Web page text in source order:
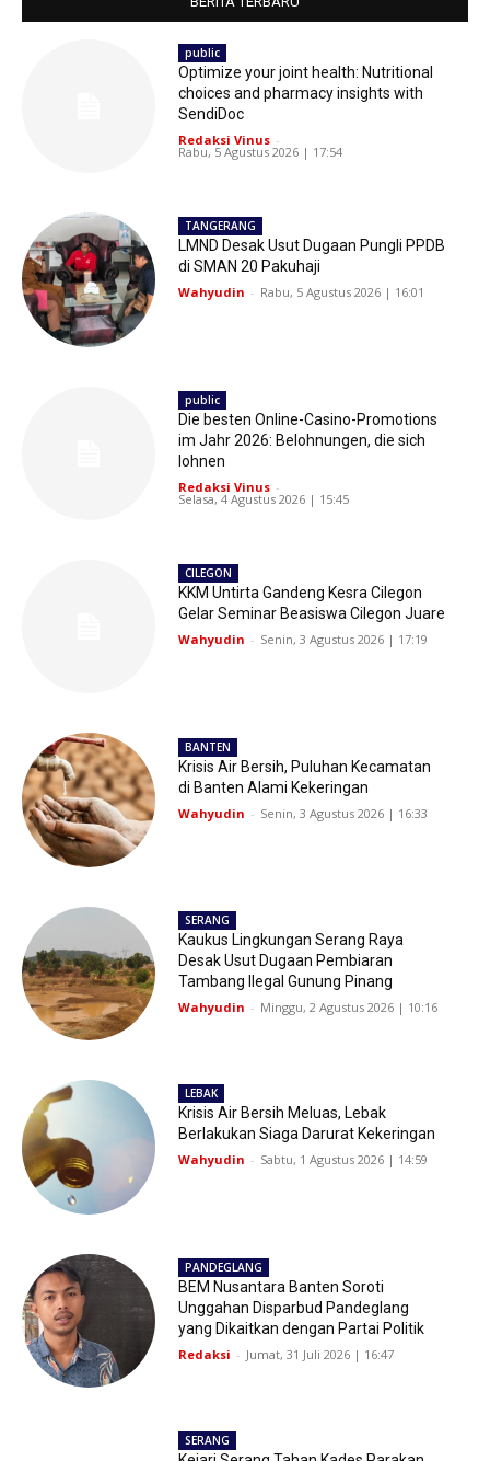
public
Optimize your joint health: Nutritional
choices and pharmacy insights with
SendiDoc
Redaksi Vinus -
Rabu, 5 Agustus 2026 | 17:54
TANGERANG
LMND Desak Usut Dugaan Pungli PPDB
di SMAN 20 Pakuhaji
Wahyudin - Rabu, 5 Agustus 2026 | 16:01
public
Die besten Online-Casino-Promotions
im Jahr 2026: Belohnungen, die sich
lohnen
Redaksi Vinus -
Selasa, 4 Agustus 2026 | 15:45
CILEGON
KKM Untirta Gandeng Kesra Cilegon
Gelar Seminar Beasiswa Cilegon Juare
Wahyudin - Senin, 3 Agustus 2026 | 17:19
BANTEN
Krisis Air Bersih, Puluhan Kecamatan
di Banten Alami Kekeringan
Wahyudin - Senin, 3 Agustus 2026 | 16:33
SERANG
Kaukus Lingkungan Serang Raya
Desak Usut Dugaan Pembiaran
Tambang Ilegal Gunung Pinang
Wahyudin - Minggu, 2 Agustus 2026 | 10:16
LEBAK
Krisis Air Bersih Meluas, Lebak
Berlakukan Siaga Darurat Kekeringan
Wahyudin - Sabtu, 1 Agustus 2026 | 14:59
PANDEGLANG
BEM Nusantara Banten Soroti
Unggahan Disparbud Pandeglang
yang Dikaitkan dengan Partai Politik
Redaksi - Jumat, 31 Juli 2026 | 16:47
SERANG